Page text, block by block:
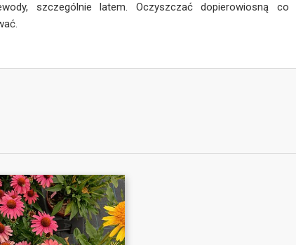
szczególnie latem. Oczyszczać dopierowiosną co